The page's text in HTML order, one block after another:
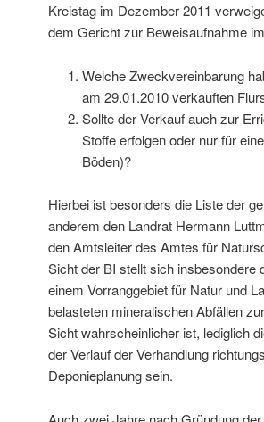
Kreistag im Dezember 2011
dem Gericht zur Beweisaufnahme
Welche Zweckvereinbarung
am 29.01.2010 verkauften
Sollte der Verkauf auch zur
Stoffe erfolgen oder nur für
Böden)?
Hierbei ist besonders die Liste der
anderem den Landrat Hermann
den Amtsleiter des Amtes für
Sicht der BI stellt sich insbesondere
einem Vorranggebiet für Natur und
belasteten mineralischen Abfällen
Sicht wahrscheinlicher ist, lediglich
der Verlauf der Verhandlung
Deponieplanung sein.